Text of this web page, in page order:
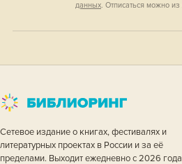
данных. Отписаться можно
Сетевое издание о книгах, фестивалях и
литературных проектах в России и за её
пределами. Выходит ежедневно с 2026